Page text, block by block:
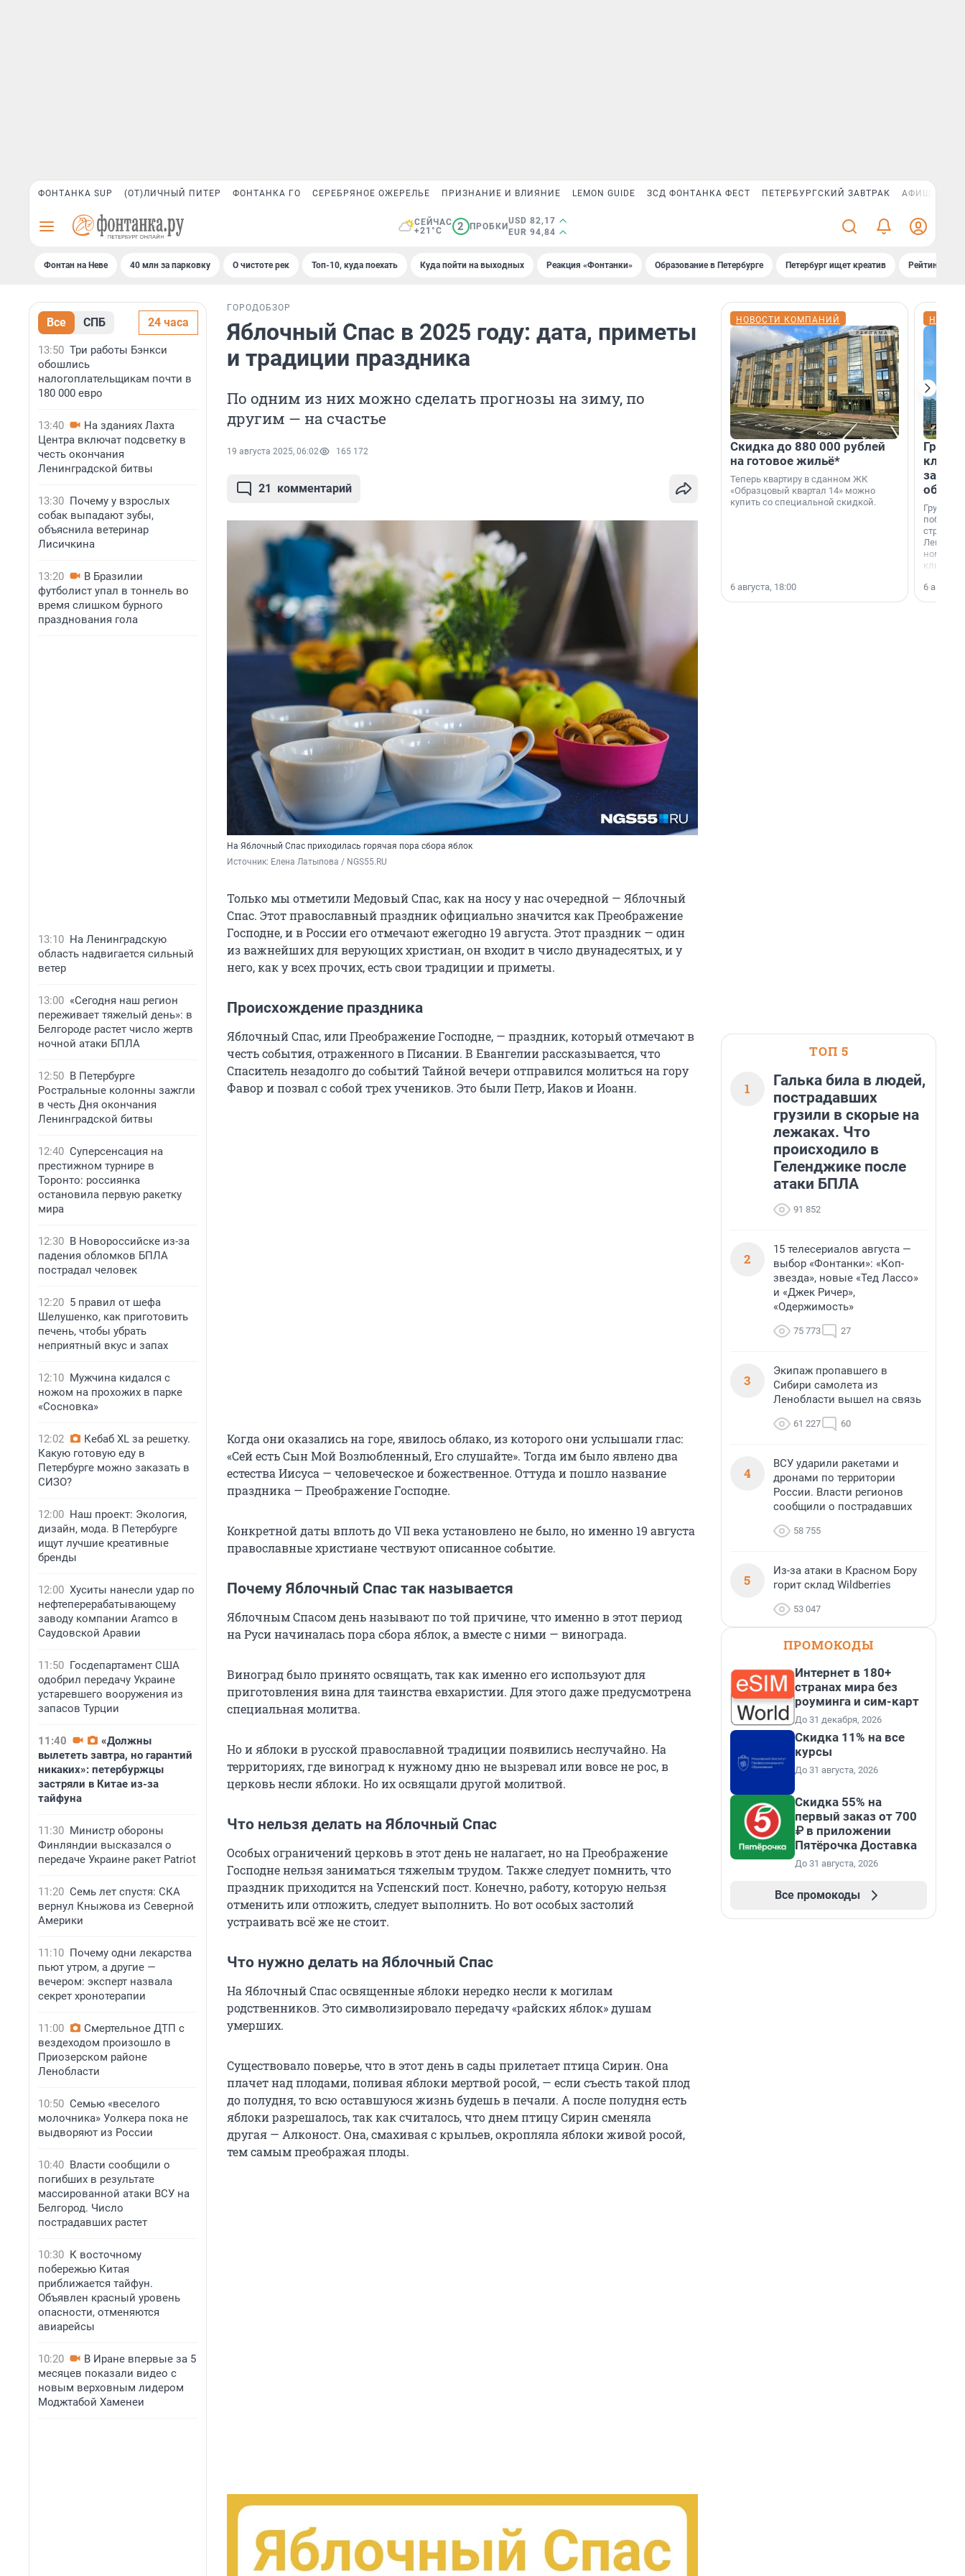
ФОНТАНКА SUP (ОТ)ЛИЧНЫЙ ПИТЕР ФОНТАНКА ГО СЕРЕБРЯНОЕ ОЖЕРЕЛЬЕ ПРИЗНАНИЕ И ВЛИЯНИЕ LEMON GUIDE ЗСД ФОНТАНКА ФЕСТ ПЕТЕРБУРГСКИЙ ЗАВТРАК АФИША PLUS
СЕЙЧАС
+21°C
2 ПРОБКИ
USD 82,17
EUR 94,84
Фонтан на Неве 40 млн за парковку О чистоте рек Топ-10, куда поехать Куда пойти на выходных Реакция «Фонтанки» Образование в Петербурге Петербург ищет креатив Рейтинги
Все СПБ 24 часа
13:50 Три работы Бэнкси
обошлись
налогоплательщикам почти в
180 000 евро
13:40
На зданиях Лахта
Центра включат подсветку в
честь окончания
Ленинградской битвы
13:30 Почему у взрослых
собак выпадают зубы,
объяснила ветеринар
Лисичкина
13:20
В Бразилии
футболист упал в тоннель во
время слишком бурного
празднования гола
13:10 На Ленинградскую
область надвигается сильный
ветер
13:00 «Сегодня наш регион
переживает тяжелый день»: в
Белгороде растет число жертв
ночной атаки БПЛА
12:50 В Петербурге
Ростральные колонны зажгли
в честь Дня окончания
Ленинградской битвы
12:40 Суперсенсация на
престижном турнире в
Торонто: россиянка
остановила первую ракетку
мира
12:30 В Новороссийске из-за
падения обломков БПЛА
пострадал человек
12:20 5 правил от шефа
Шелушенко, как приготовить
печень, чтобы убрать
неприятный вкус и запах
12:10 Мужчина кидался с
ножом на прохожих в парке
«Сосновка»
12:02
Кебаб XL за решетку.
Какую готовую еду в
Петербурге можно заказать в
СИЗО?
12:00 Наш проект: Экология,
дизайн, мода. В Петербурге
ищут лучшие креативные
бренды
12:00 Хуситы нанесли удар по
нефтеперерабатывающему
заводу компании Aramco в
Саудовской Аравии
11:50 Госдепартамент США
одобрил передачу Украине
устаревшего вооружения из
запасов Турции
11:40
«Должны
вылететь завтра, но гарантий
никаких»: петербуржцы
застряли в Китае из-за
тайфуна
11:30 Министр обороны
Финляндии высказался о
передаче Украине ракет Patriot
11:20 Семь лет спустя: СКА
вернул Кныжова из Северной
Америки
11:10 Почему одни лекарства
пьют утром, а другие —
вечером: эксперт назвала
секрет хронотерапии
11:00
Смертельное ДТП с
вездеходом произошло в
Приозерском районе
Ленобласти
10:50 Семью «веселого
молочника» Уолкера пока не
выдворяют из России
10:40 Власти сообщили о
погибших в результате
массированной атаки ВСУ на
Белгород. Число
пострадавших растет
10:30 К восточному
побережью Китая
приближается тайфун.
Объявлен красный уровень
опасности, отменяются
авиарейсы
10:20
В Иране впервые за 5
месяцев показали видео с
новым верховным лидером
Моджтабой Хаменеи
ГОРОДОБЗОР
Яблочный Спас в 2025 году: дата, приметы
и традиции праздника
По одним из них можно сделать прогнозы на зиму, по
другим — на счастье
19 августа 2025, 06:02 165 172
21 комментарий
На Яблочный Спас приходилась горячая пора сбора яблок
Источник: Елена Латыпова / NGS55.RU
Только мы отметили Медовый Спас, как на носу у нас очередной — Яблочный
Спас. Этот православный праздник официально значится как Преображение
Господне, и в России его отмечают ежегодно 19 августа. Этот праздник — один
из важнейших для верующих христиан, он входит в число двунадесятых, и у
него, как у всех прочих, есть свои традиции и приметы.
Происхождение праздника
Яблочный Спас, или Преображение Господне, — праздник, который отмечают в
честь события, отраженного в Писании. В Евангелии рассказывается, что
Спаситель незадолго до событий Тайной вечери отправился молиться на гору
Фавор и позвал с собой трех учеников. Это были Петр, Иаков и Иоанн.
Когда они оказались на горе, явилось облако, из которого они услышали глас:
«Сей есть Сын Мой Возлюбленный, Его слушайте». Тогда им было явлено два
естества Иисуса — человеческое и божественное. Оттуда и пошло название
праздника — Преображение Господне.
Конкретной даты вплоть до VII века установлено не было, но именно 19 августа
православные христиане чествуют описанное событие.
Почему Яблочный Спас так называется
Яблочным Спасом день называют по той причине, что именно в этот период
на Руси начиналась пора сбора яблок, а вместе с ними — винограда.
Виноград было принято освящать, так как именно его используют для
приготовления вина для таинства евхаристии. Для этого даже предусмотрена
специальная молитва.
Но и яблоки в русской православной традиции появились неслучайно. На
территориях, где виноград к нужному дню не вызревал или вовсе не рос, в
церковь несли яблоки. Но их освящали другой молитвой.
Что нельзя делать на Яблочный Спас
Особых ограничений церковь в этот день не налагает, но на Преображение
Господне нельзя заниматься тяжелым трудом. Также следует помнить, что
праздник приходится на Успенский пост. Конечно, работу, которую нельзя
отменить или отложить, следует выполнить. Но вот особых застолий
устраивать всё же не стоит.
Что нужно делать на Яблочный Спас
На Яблочный Спас освященные яблоки нередко несли к могилам
родственников. Это символизировало передачу «райских яблок» душам
умерших.
Существовало поверье, что в этот день в сады прилетает птица Сирин. Она
плачет над плодами, поливая яблоки мертвой росой, — если съесть такой плод
до полудня, то всю оставшуюся жизнь будешь в печали. А после полудня есть
яблоки разрешалось, так как считалось, что днем птицу Сирин сменяла
другая — Алконост. Она, смахивая с крыльев, окропляла яблоки живой росой,
тем самым преображая плоды.
НОВОСТИ КОМПАНИЙ
Скидка до 880 000 рублей
на готовое жильё*
Теперь квартиру в сданном ЖК
«Образцовый квартал 14» можно
купить со специальной скидкой.
6 августа, 18:00
Группа
области».
6
ТОП 5
1
Галька била в людей,
пострадавших
грузили в скорые на
лежаках. Что
происходило в
Геленджике после
атаки БПЛА
91 852
2
15 телесериалов августа —
выбор «Фонтанки»: «Коп-
звезда», новые «Тед Лассо»
и «Джек Ричер»,
«Одержимость»
75 773 27
3
Экипаж пропавшего в
Сибири самолета из
Ленобласти вышел на связь
61 227 60
4
ВСУ ударили ракетами и
дронами по территории
России. Власти регионов
сообщили о пострадавших
58 755
5
Из-за атаки в Красном Бору
горит склад Wildberries
53 047
ПРОМОКОДЫ
Интернет в 180+
странах мира без
роуминга и сим-карт
До 31 декабря, 2026
Скидка 11% на все
курсы
До 31 августа, 2026
Скидка 55% на
первый заказ от 700
₽ в приложении
Пятёрочка Доставка
До 31 августа, 2026
Все промокоды